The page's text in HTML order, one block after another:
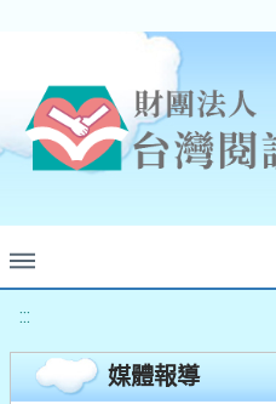
:::
媒體報導